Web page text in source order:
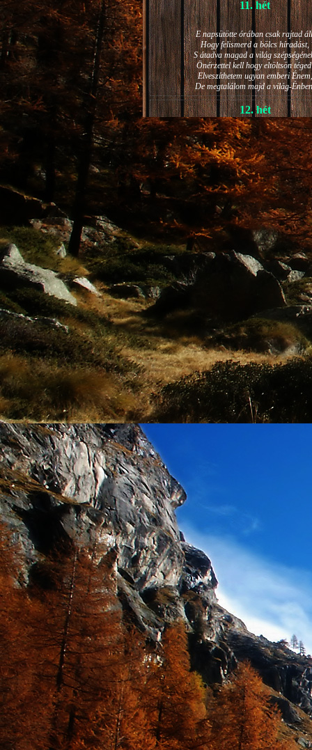
11. hét
E napsütötte órában csak rajtad
Hogy felismerd a bölcs híradást,
S átadva magad a világ
Önérzettel kell hogy eltöltsön
Elveszíthetem ugyan emberi Énem,
De megtalálom majd a világ-
12. hét
JÁNOS-NAPI HANGULAT
A világ szépséges ragyogása -
Lelkem mélyéről - arra kényszerít,
Késztessem kozmikus
Életem isteni képességeit:
Hogy saját lényemet elhagyjam,
S bizakodva keressem önmagam
A kozmikus hő- és fényáradatban.
13. hét
És szárnyalván érzéki
Lelkem mélységeiben is fellobban,
S az isteni igazság szava szól
A szellem tüzének világából:
Szellemi alapjaidhoz eljutva ismerd
Hogy rokonságban állsz a
14. hét
Átadva magam az érzékek
Elveszítettem azt, ami saját lényem
S már úgy tűnt, hogy a gondolkodás
Kábulttá vált Énemet is magával
De ébresztőleg hatva rám az érzéki
A szellem működését a kozmikus
Mely önmagától adódni képtelen:
Saját behatárolt Énem.
16. hét
Hogy bensőmben maradjon rejtve a szellem
Megérzésem tőlem most szigorral ezt
Hogy isteni adottságaim beérvén
Teremjenek lelkem mélyén
Gyümölcsöt saját Énem számára.
17. hét
Így szól a kozmikus Ige,
Melyet érzékeim kapuin
Vezethettem lelkem mélységeibe:
Kozmikus távlataimmal töltsd be
Szellemed mélységeit, hogy
Megtalálhass engem -